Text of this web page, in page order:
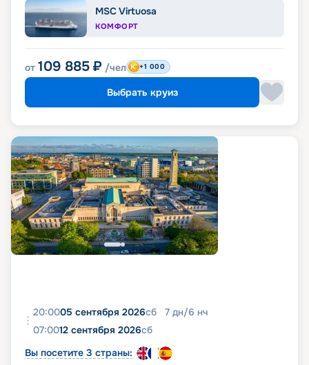
MSC Virtuosa
КОМФОРТ
от 109 885 ₽ /чел +1 000
Выбрать круиз
20:0005 сентября 2026сб 7 дн/6 нч
07:0012 сентября 2026сб
Вы посетите 3 страны: